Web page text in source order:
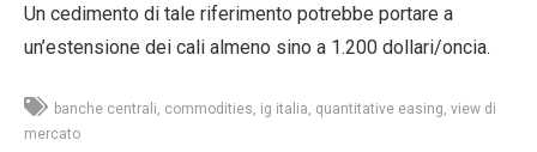
Un cedimento di tale riferimento potrebbe portare a
un’estensione dei cali almeno sino a 1.200 dollari/oncia.
banche centrali commodities ig italia quantitative easing view di
mercato